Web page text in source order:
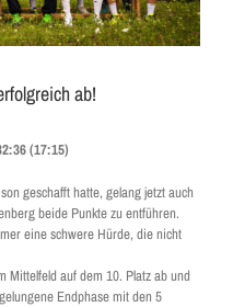
ab!
(17:15)
geschafft hatte, gelang jetzt auch
beide Punkte zu entführen.
eine schwere Hürde, die nicht
Mittelfeld auf dem 10. Platz ab und
Endphase mit den 5